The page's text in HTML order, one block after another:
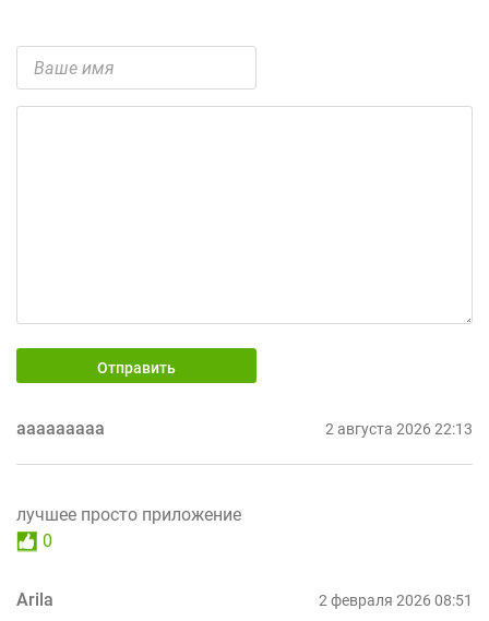
Отправить
ааааааааа 2 августа 2026 22:13
лучшее просто приложение
0
Arila 2 февраля 2026 08:51